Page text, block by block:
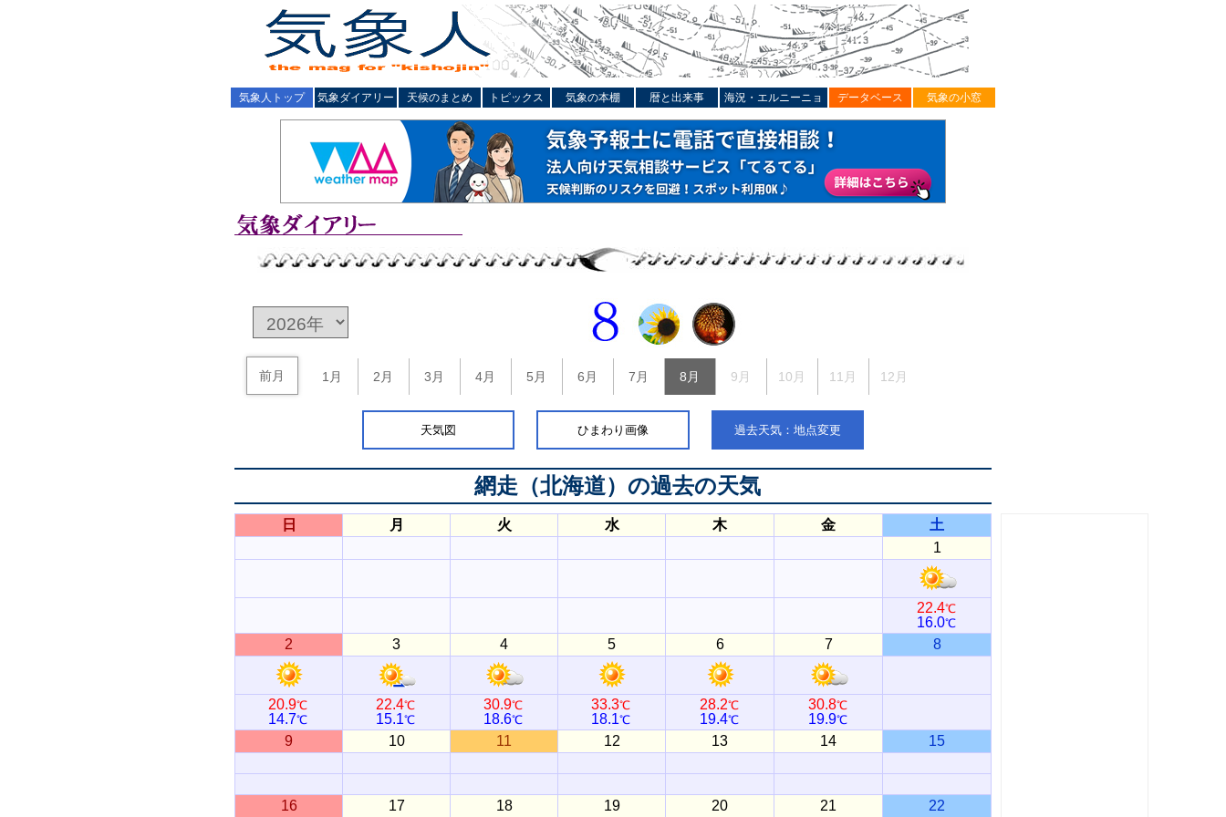
気象人トップ 気象ダイアリー 天候のまとめ トピックス 気象の本棚 暦と出来事 海況・エルニーニョ データベース 気象の小窓
前月 1月 2月 3月 4月 5月 6月 7月 8月 9月 10月 11月 12月
天気図 ひまわり画像 過去天気：地点変更
網走（北海道） の過去の天気
日 月 火 水 木 金
土
1
22.4℃
16.0℃
2 3 4 5 6 7 8
20.9℃
14.7℃
22.4℃
15.1℃
30.9℃
18.6℃
33.3℃
18.1℃
28.2℃
19.4℃
30.8℃
19.9℃
9 10 11 12 13 14 15
16 17 18 19 20 21 22